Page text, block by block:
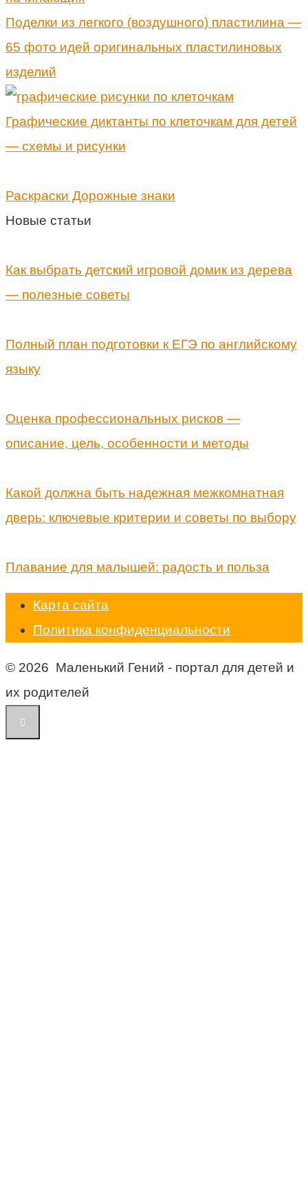
Поделки из легкого (воздушного) пластилина —
65 фото идей оригинальных пластилиновых
изделий
Графические диктанты по клеточкам для детей
— схемы и рисунки
Раскраски Дорожные знаки
Новые статьи
Как выбрать детский игровой домик из дерева
— полезные советы
Полный план подготовки к ЕГЭ по английскому
языку
Оценка профессиональных рисков —
описание, цель, особенности и методы
Какой должна быть надежная межкомнатная
дверь: ключевые критерии и советы по выбору
Плавание для малышей: радость и польза
Карта сайта
Политика конфиденциальности
© 2026 Маленький Гений - портал для детей и
их родителей